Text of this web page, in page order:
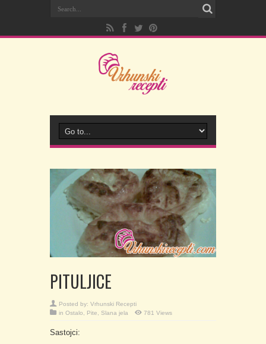
PITULJICE
Posted by: Vrhunski Recepti
in Ostalo Pite Slana jela 781 Views
Sastojci: